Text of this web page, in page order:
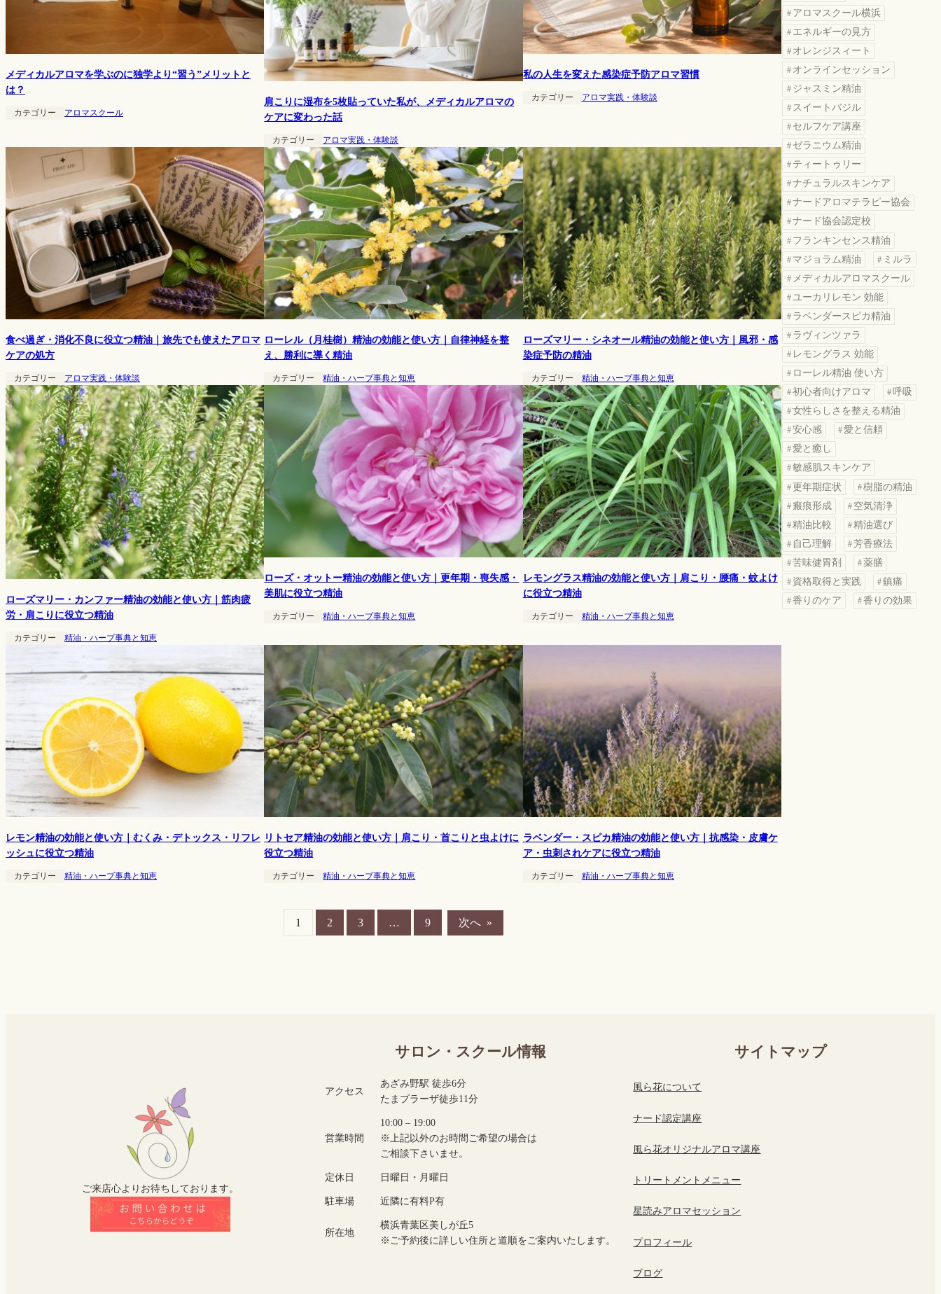
メディカルアロマを学ぶのに独学より“習う”メリットと
は？
カテゴリー アロマスクール
肩こりに湿布を5枚貼っていた私が、メディカルアロマの
ケアに変わった話
カテゴリー アロマ実践・体験談
私の人生を変えた感染症予防アロマ習慣
カテゴリー アロマ実践・体験談
食べ過ぎ・消化不良に役立つ精油｜旅先でも使えたアロマ
ケアの処方
カテゴリー アロマ実践・体験談
ローレル（月桂樹）精油の効能と使い方｜自律神経を整
え、勝利に導く精油
カテゴリー 精油・ハーブ事典と知恵
ローズマリー・シネオール精油の効能と使い方｜風邪・感
染症予防の精油
カテゴリー 精油・ハーブ事典と知恵
ローズマリー・カンファー精油の効能と使い方｜筋肉疲
労・肩こりに役立つ精油
カテゴリー 精油・ハーブ事典と知恵
ローズ・オットー精油の効能と使い方｜更年期・喪失感・
美肌に役立つ精油
カテゴリー 精油・ハーブ事典と知恵
レモングラス精油の効能と使い方｜肩こり・腰痛・蚊よけ
に役立つ精油
カテゴリー 精油・ハーブ事典と知恵
レモン精油の効能と使い方｜むくみ・デトックス・リフレ
ッシュに役立つ精油
カテゴリー 精油・ハーブ事典と知恵
リトセア精油の効能と使い方｜肩こり・首こりと虫よけに
役立つ精油
カテゴリー 精油・ハーブ事典と知恵
ラベンダー・スピカ精油の効能と使い方｜抗感染・皮膚ケ
ア・虫刺されケアに役立つ精油
カテゴリー 精油・ハーブ事典と知恵
1 2 3 … 9 次へ »
アロマスクール横浜
エネルギーの見方
オレンジスィート
オンラインセッション
ジャスミン精油
スイートバジル
セルフケア講座
ゼラニウム精油
ティートゥリー
ナチュラルスキンケア
ナードアロマテラピー協会
ナード協会認定校
フランキンセンス精油
マジョラム精油
ミルラ
メディカルアロマスクール
ユーカリレモン 効能
ラベンダースピカ精油
ラヴィンツァラ
レモングラス 効能
ローレル精油 使い方
初心者向けアロマ
呼吸
女性らしさを整える精油
安心感
愛と信頼
愛と癒し
敏感肌スキンケア
更年期症状
樹脂の精油
瘢痕形成
空気清浄
精油比較
精油選び
自己理解
芳香療法
苦味健胃剤
薬膳
資格取得と実践
鎮痛
香りのケア
香りの効果
ご来店心よりお待ちしております。
サロン・スクール情報
アクセス
あざみ野駅 徒歩6分
たまプラーザ徒歩11分
営業時間
10:00 – 19:00
※上記以外のお時間ご希望の場合は
ご相談下さいませ。
定休日 日曜日・月曜日
駐車場 近隣に有料P有
所在地
横浜青葉区美しが丘5
※ご予約後に詳しい住所と道順をご案内いたします。
サイトマップ
風ら花について
ナード認定講座
風ら花オリジナルアロマ講座
トリートメントメニュー
星読みアロマセッション
プロフィール
ブログ